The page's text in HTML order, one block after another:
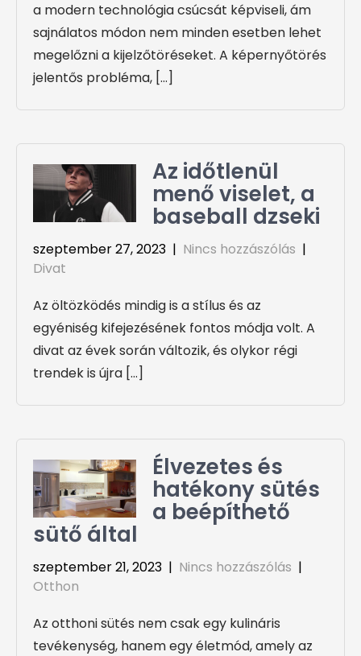
a modern technológia csúcsát képviseli, ám
sajnálatos módon nem minden esetben lehet
megelőzni a kijelzőtöréseket. A képernyőtörés
jelentős probléma, […]
Az időtlenül
menő viselet, a
baseball dzseki
szeptember 27, 2023 | Nincs hozzászólás |
Divat
Az öltözködés mindig is a stílus és az
egyéniség kifejezésének fontos módja volt. A
divat az évek során változik, és olykor régi
trendek is újra […]
Élvezetes és
hatékony sütés
a beépíthető
sütő által
szeptember 21, 2023 | Nincs hozzászólás |
Otthon
Az otthoni sütés nem csak egy kulináris
tevékenység, hanem egy életmód, amely az